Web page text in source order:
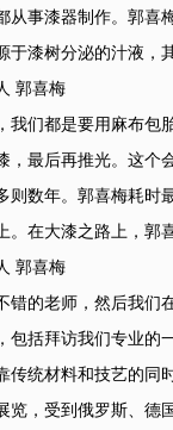
漆器制作。郭喜
树分泌的汁液，
郭喜梅
都是要用麻布包
最后再推光。这个
年。郭喜梅耗时
。在大漆之路上，郭
郭喜梅
老师，然后我们
包括拜访我们专业的
统材料和技艺的同
受到俄罗斯、德